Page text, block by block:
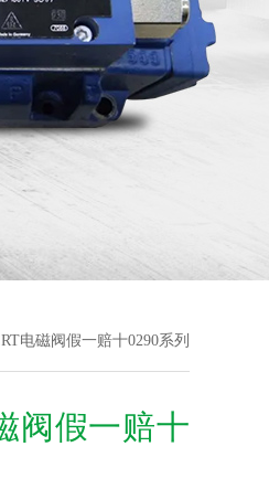
电磁阀假一赔十0290系列
阀假一赔十